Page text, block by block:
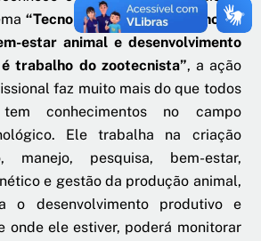
“Tecnologia que gera ganho de
estar animal e desenvolvimento
trabalho do zootecnista”, a ação
faz muito mais do que todos
conhecimentos no campo
Ele trabalha na criação
manejo, pesquisa, bem-estar,
e gestão da produção animal,
o desenvolvimento produtivo e
onde ele estiver, poderá monitorar